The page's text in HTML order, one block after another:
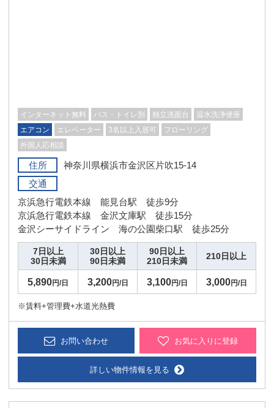
インターネット無料 バス・トイレ別 独立洗面台
温水洗浄便座
エアコン
エレベーター 3名以上入居可
フローリング
外国人応相談
住所
神奈川県横浜市金沢区片吹15-14
交通
京浜急行電鉄本線 能見台駅 徒歩9分
京浜急行電鉄本線 金沢文庫駅 徒歩15分
金沢シーサイドライン 海の公園柴口駅 徒歩25分
7日以上
30日未満
30日以上
90日未満
90日以上
210日未満
210日以上
5,890円/日 3,200円/日 3,100円/日 3,000円/日
※賃料+管理費+水道光熱費
お問い合わせ お気に入りに登録
詳しい物件情報を見る